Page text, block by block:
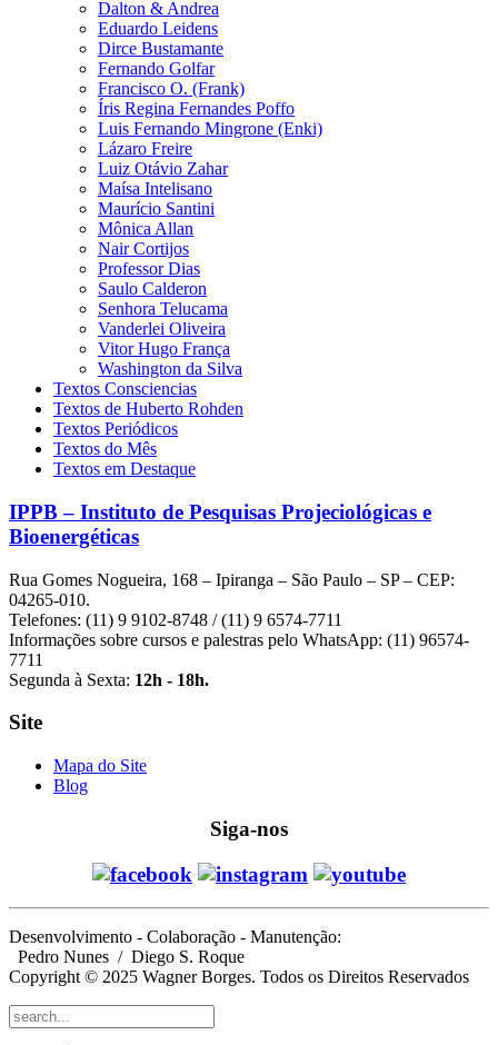
Dalton & Andrea
Eduardo Leidens
Dirce Bustamante
Fernando Golfar
Francisco O. (Frank)
Íris Regina Fernandes Poffo
Luis Fernando Mingrone (Enki)
Lázaro Freire
Luiz Otávio Zahar
Maísa Intelisano
Maurício Santini
Mônica Allan
Nair Cortijos
Professor Dias
Saulo Calderon
Senhora Telucama
Vanderlei Oliveira
Vitor Hugo França
Washington da Silva
Textos Consciencias
Textos de Huberto Rohden
Textos Periódicos
Textos do Mês
Textos em Destaque
IPPB – Instituto de Pesquisas Projeciológicas e
Bioenergéticas
Rua Gomes Nogueira, 168 – Ipiranga – São Paulo – SP – CEP:
04265-010.
Telefones: (11) 9 9102-8748 / (11) 9 6574-7711
Informações sobre cursos e palestras pelo WhatsApp: (11) 96574-
7711
Segunda à Sexta: 12h - 18h.
Site
Mapa do Site
Blog
Siga-nos
Desenvolvimento - Colaboração - Manutenção:
Pedro Nunes / Diego S. Roque
Copyright © 2025 Wagner Borges. Todos os Direitos Reservados